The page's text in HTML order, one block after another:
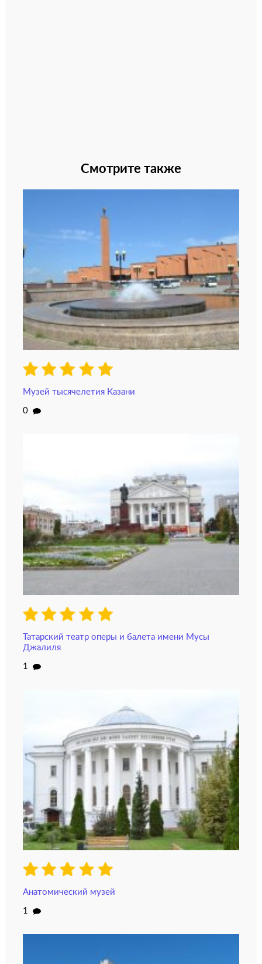
Смотрите также
Музей тысячелетия Казани
0
Татарский театр оперы и балета имени Мусы
Джалиля
1
Анатомический музей
1